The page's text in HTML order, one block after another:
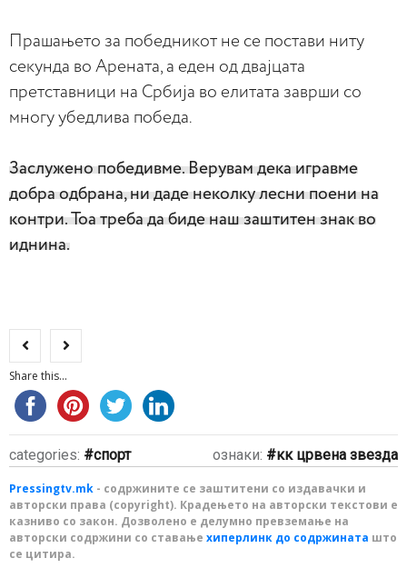
Прашањето за победникот не се постави ниту
секунда во Арената, а еден од двајцата
претставници на Србија во елитата заврши со
многу убедлива победа.
Заслужено победивме. Верувам дека игравме
добра одбрана, ни даде неколку лесни поени на
контри. Тоа треба да биде наш заштитен знак во
иднина.
Share this...
categories: спорт ознаки: кк црвена звезда
Pressingtv.mk - содржините се заштитени со издавачки и
авторски права (copyright). Крадењето на авторски текстови е
казниво со закон. Дозволено е делумно превземање на
авторски содржини со ставање хиперлинк до содржината што
се цитира.